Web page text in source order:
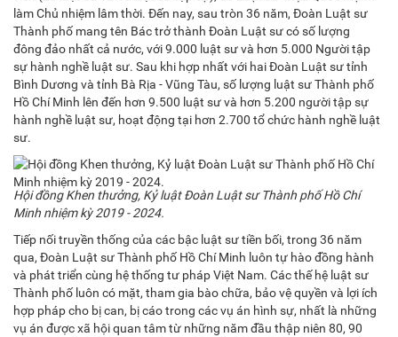
làm Chủ nhiệm lâm thời. Đến nay, sau tròn 36 năm, Đoàn Luật sư
Thành phố mang tên Bác trở thành Đoàn Luật sư có số lượng
đông đảo nhất cả nước, với 9.000 luật sư và hơn 5.000 Người tập
sự hành nghề luật sư. Sau khi hợp nhất với hai Đoàn Luật sư tỉnh
Bình Dương và tỉnh Bà Rịa - Vũng Tàu, số lượng luật sư Thành phố
Hồ Chí Minh lên đến hơn 9.500 luật sư và hơn 5.200 người tập sự
hành nghề luật sư, hoạt động tại hơn 2.700 tổ chức hành nghề luật
sư.
Hội đồng Khen thưởng, Kỷ luật Đoàn Luật sư Thành phố Hồ Chí
Minh nhiệm kỳ 2019 - 2024.
Tiếp nối truyền thống của các bậc luật sư tiền bối, trong 36 năm
qua, Đoàn Luật sư Thành phố Hồ Chí Minh luôn tự hào đồng hành
và phát triển cùng hệ thống tư pháp Việt Nam. Các thế hệ luật sư
Thành phố luôn có mặt, tham gia bào chữa, bảo vệ quyền và lợi ích
hợp pháp cho bị can, bị cáo trong các vụ án hình sự, nhất là những
vụ án được xã hội quan tâm từ những năm đầu thập niên 80, 90